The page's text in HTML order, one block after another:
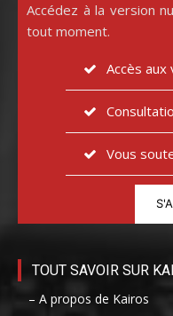
Accédez à la version
tout moment.
Accès aux
Vous
TOUT SAVOIR SUR
– A propos de Kairos